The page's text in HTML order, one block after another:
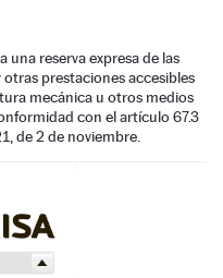
una reserva expresa de las
prestaciones accesibles
mecánica u otros medios
con el artículo 67.3
de 2 de noviembre.